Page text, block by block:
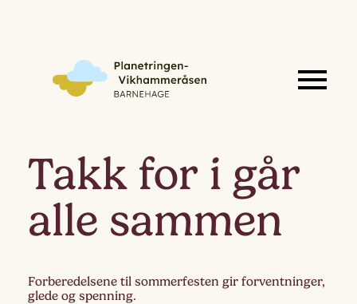
Takk for i går
alle sammen
Forberedelsene til sommerfesten gir forventninger,
glede og spenning.